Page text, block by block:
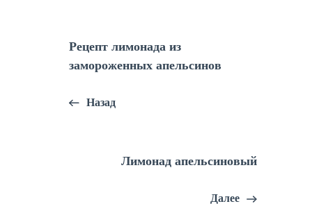
Рецепт лимонада из
замороженных апельсинов
Назад
Лимонад апельсиновый
Далее